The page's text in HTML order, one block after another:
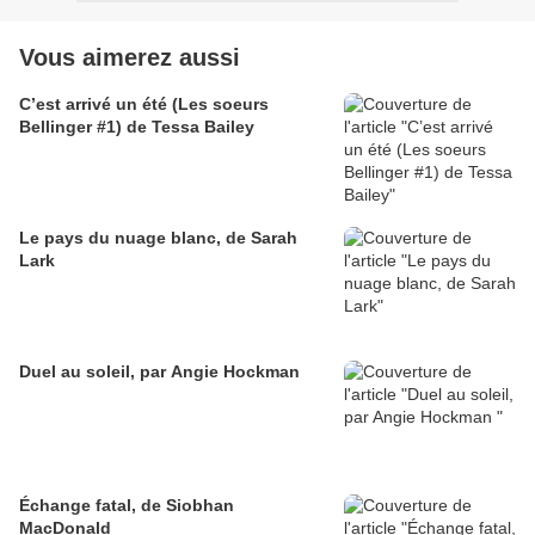
Vous aimerez aussi
C’est arrivé un été (Les soeurs
Bellinger #1) de Tessa Bailey
Le pays du nuage blanc, de Sarah
Lark
Duel au soleil, par Angie Hockman
Échange fatal, de Siobhan
MacDonald